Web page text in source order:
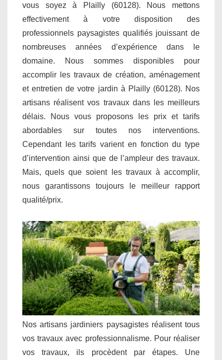
vous soyez à Plailly (60128). Nous mettons
effectivement à votre disposition des
professionnels paysagistes qualifiés jouissant de
nombreuses années d’expérience dans le
domaine. Nous sommes disponibles pour
accomplir les travaux de création, aménagement
et entretien de votre jardin à Plailly (60128). Nos
artisans réalisent vos travaux dans les meilleurs
délais. Nous vous proposons les prix et tarifs
abordables sur toutes nos interventions.
Cependant les tarifs varient en fonction du type
d’intervention ainsi que de l’ampleur des travaux.
Mais, quels que soient les travaux à accomplir,
nous garantissons toujours le meilleur rapport
qualité/prix.
Nos artisans jardiniers paysagistes réalisent tous
vos travaux avec professionnalisme. Pour réaliser
vos travaux, ils procèdent par étapes. Une